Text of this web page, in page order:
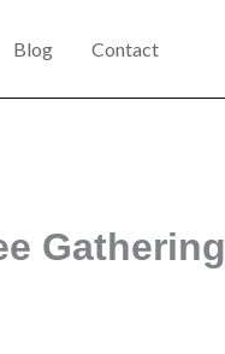
Blog Contact
Gathering